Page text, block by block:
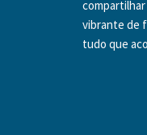
vibrante de
tudo que